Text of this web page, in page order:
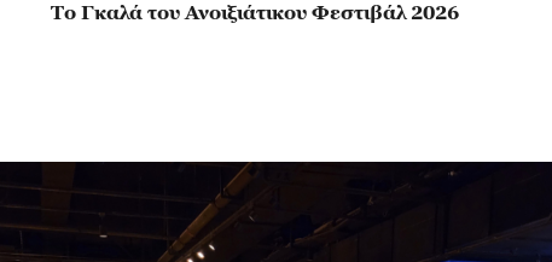
Το Γκαλά του Ανοιξιάτικου Φεστιβάλ 2026